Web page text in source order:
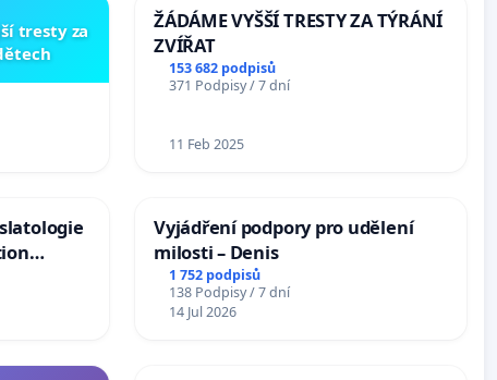
tresty za
ŽÁDÁME VYŠŠÍ TRESTY ZA TÝRÁNÍ
ZVÍŘAT
153 682 podpisů
371 Podpisy / 7 dní
11 Feb 2025
Vyjádření podpory pro udělení
milosti – Denis
1 752 podpisů
138 Podpisy / 7 dní
14 Jul 2026